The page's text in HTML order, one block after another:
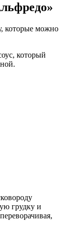
который
грудку и